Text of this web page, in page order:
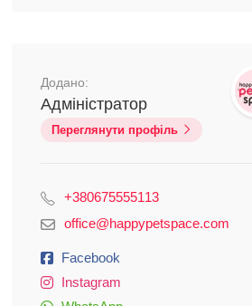
Додано:
Адміністратор
Переглянути профіль
+380675555113
office@happypetspace.com
Facebook
Instagram